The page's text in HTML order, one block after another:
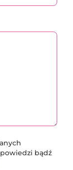
bądź